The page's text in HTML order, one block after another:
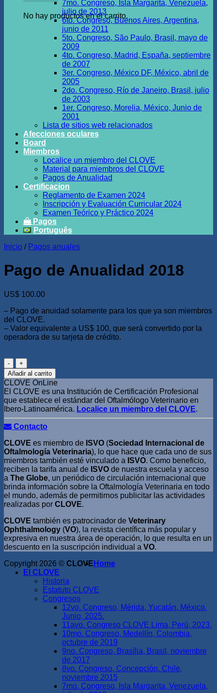
No hay productos en el carrito.
7mo. Congreso, Isla Margarita, Venezuela,
julio de 2013
6to. Congreso, Buenos Aires, Argentina,
junio de 2011
5to. Congreso, São Paulo, Brasil, mayo de
2009
4to. Congreso, Madrid, España, septiembre
de 2007
3er. Congreso, México DF, México, abril de
2005
2do. Congreso, Río de Janeiro, Brasil, julio
de 2003
1er. Congreso, Morelia, México, Junio de
2001
Lista de sitios web relacionados
Afecciones oculares
Board
Miembros
Localice un miembro del CLOVE
Material para miembros del CLOVE
Pagos de Anualidad
Certificacion
Reglamento de Examen 2024
Inscripción y Evaluación Curricular 2024
Examen Teórico y Práctico 2024
Pagos
Português
Inicio / Pagos anuales
Pago de Anualidad 2018
US$ 100.00
– Pago de anuidad solamente para los que ya son miembros
del CLOVE.
– Valor equivalente a US$ 100, que será convertido por la
operadora de su tarjeta de crédito.
Pago
de
Anualidad
2018
cantidad
Añadir al carrito
CLOVE OnLine
El CLOVE es una Institución de Certificación Profesional
que establece el estándar del Oftalmólogo Veterinario en
Ibero-Latinoamérica. Localice un miembro del CLOVE.
Contacto
CLOVE es miembro de ISVO (Sociedad Internacional de
Oftalmología Veterinaria), lo que hace que cada uno de sus
miembros también esté vinculado a ISVO. Como beneficio,
reciben la tarifa anual de ISVO de nuestra escuela y acceso
a The Globe, un periódico de circulación internacional que
brinda información sobre la Oftalmología Veterinaria en todo
el mundo, además de permitirnos publicitar las actividades
realizadas por CLOVE.
CLOVE también es patrocinador de Veterinary
Ophthalmology (VO), la revista científica más popular y
expresiva en nuestra área de operación, lo que resulta en un
descuento en la suscripción individual a VO.
Copyright 2026 © CLOVE Home
El CLOVE
Historia
Estatuto CLOVE
Congresos
12vo. Congreso, Mérida, Yucatán, México.
Junio, 2025.
11avo. Congreso CLOVE Lima, Perú, 2023.
10mo. Congreso, Medellín, Colombia,
octubre de 2019
9no. Congreso, Brasília, Brasil, noviembre
de 2017
8vo. Congreso, Concepción, Chile,
noviembre 2015
7mo. Congreso, Isla Margarita, Venezuela,